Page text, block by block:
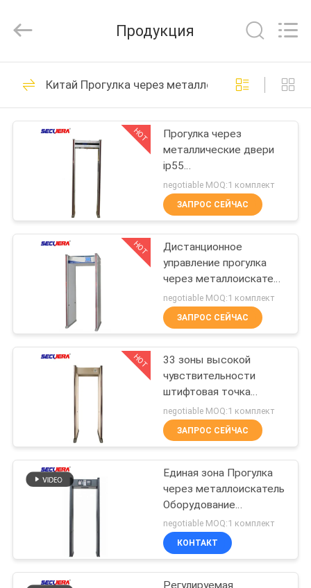
ДОМ
ПРОДУКТЫ
ПУТЕШЕСТВИЕ
ФАБРИКИ
ПРОВЕРКА
КАЧЕСТВА
СВЯЖИТЕСЬ
СПРОСИТЕ
ЦИТАТУ
PRIVACY
Rights
by
Прогулка через
металлоискатель
46
Блок развертки
багажа луча x
61
детекторы
металла на теле
Ручной
металлоискатель
20
Продукция
Китай Прогулка через металлоискатель
HOT
Прогулка через
металлические двери
ip55
водонепроницаемый
рамочный детектор
охранные ворота
/33 зоны
negotiable MOQ:1 комплект
ЗАПРОС СЕЙЧАС
HOT
Дистанционное
управление прогулка
через металлоискатель
8 зон с CCTV камеры
220V / AC
negotiable MOQ:1 комплект
ЗАПРОС СЕЙЧАС
HOT
33 зоны высокой
чувствительности
штифтовая точка
прогулка через
детектор металлов
PD6500i для проверки
negotiable MOQ:1 комплект
ЗАПРОС СЕЙЧАС
Единая зона Прогулка
через металлоискатель
Оборудование
безопасности для
банка / конференц-
центра
negotiable MOQ:1 комплект
КОНТАКТ